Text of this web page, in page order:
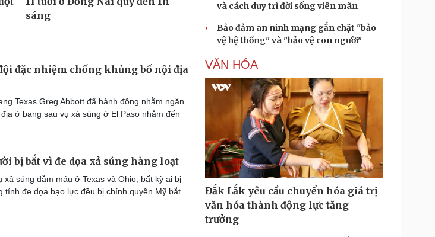
đặc nhiệm chống khủng bố nội địa
Texas Greg Abbott đã hành động nhằm ngăn
ở bang sau vụ xả súng ở El Paso nhắm đến
bị bắt vì đe dọa xả súng hàng loạt
xả súng đẫm máu ở Texas và Ohio, bất kỳ ai bị
tính đe dọa bạo lực đều bị chính quyền Mỹ bắt
và cách duy trì đời sống viên mãn
Bảo đảm an ninh mạng gắn chặt "bảo
vệ hệ thống" và "bảo vệ con người"
VĂN HÓA
Đắk Lắk yêu cầu chuyển hóa giá trị
văn hóa thành động lực tăng
trưởng